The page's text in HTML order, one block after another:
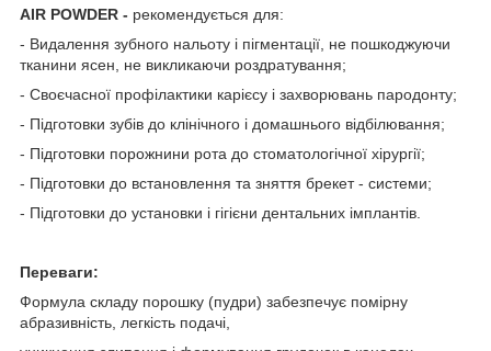
AIR POWDER - рекомендується для:
- Видалення зубного нальоту і пігментації, не пошкоджуючи
тканини ясен, не викликаючи роздратування;
- Своєчасної профілактики карієсу і захворювань пародонту;
- Підготовки зубів до клінічного і домашнього відбілювання;
- Підготовки порожнини рота до стоматологічної хірургії;
- Підготовки до встановлення та зняття брекет - системи;
- Підготовки до установки і гігієни дентальних імплантів.
Переваги:
Формула складу порошку (пудри) забезпечує помірну
абразивність, легкість подачі,